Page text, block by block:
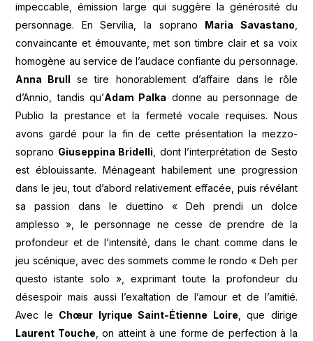
impeccable, émission large qui suggère la générosité du
personnage. En Servilia, la soprano
Maria Savastano,
convaincante et émouvante, met son timbre clair et sa voix
homogène au service de l’audace confiante du personnage.
Anna Brull
se tire honorablement d’affaire dans le rôle
d’Annio, tandis qu’Adam Palka donne au personnage de
Publio la prestance et la fermeté vocale requises. Nous
avons gardé pour la fin de cette présentation la mezzo-
soprano Giuseppina Bridelli, dont l’interprétation de Sesto
est éblouissante. Ménageant habilement une progression
dans le jeu, tout d’abord relativement effacée, puis révélant
sa passion dans le duettino « Deh prendi un dolce
amplesso », le personnage ne cesse de prendre de la
profondeur et de l’intensité, dans le chant comme dans le
jeu scénique, avec des sommets comme le rondo « Deh per
questo istante solo », exprimant toute la profondeur du
désespoir mais aussi l’exaltation de l’amour et de l’amitié.
Avec le Chœur lyrique Saint-Étienne Loire, que dirige
Laurent Touche, on atteint à une forme de perfection à la